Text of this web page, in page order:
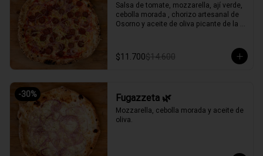
Salsa de tomate, mozzarella, ají verde,
cebolla morada , chorizo artesanal de
Osorno y aceite de oliva picante de la
$11.700$14.600
-30% Fugazzeta 🌿
Mozzarella, cebolla morada y aceite de
oliva.